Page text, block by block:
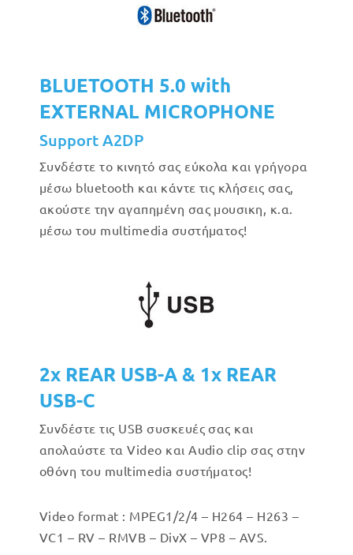
BLUETOOTH 5.0 with
EXTERNAL MICROPHONE
Support A2DP
Συνδέστε το κινητό σας εύκολα και γρήγορα
μέσω bluetooth και κάντε τις κλήσεις σας,
ακούστε την αγαπημένη σας μουσικη, κ.α.
μέσω του multimedia συστήματος!
2x REAR USB-A & 1x REAR
USB-C
Συνδέστε τις USB συσκευές σας και
απολαύστε τα Video και Audio clip σας στην
οθόνη του multimedia συστήματος!
Video format : MPEG1/2/4 – H264 – H263 –
VC1 – RV – RMVB – DivX – VP8 – AVS.